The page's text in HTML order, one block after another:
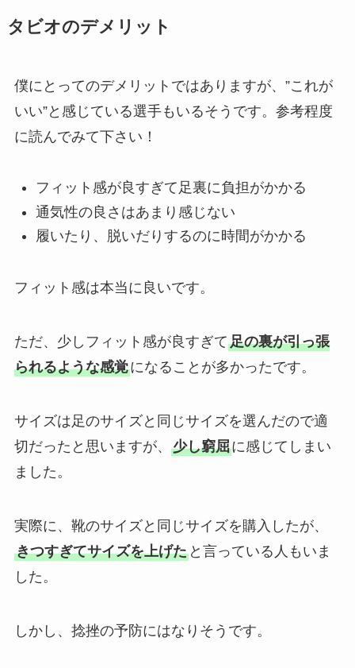
タビオのデメリット
僕にとってのデメリットではありますが、”これが
いい”と感じている選手もいるそうです。参考程度
に読んでみて下さい！
フィット感が良すぎて足裏に負担がかかる
通気性の良さはあまり感じない
履いたり、脱いだりするのに時間がかかる
フィット感は本当に良いです。
ただ、少しフィット感が良すぎて足の裏が引っ張
られるような感覚になることが多かったです。
サイズは足のサイズと同じサイズを選んだので適
切だったと思いますが、 少し窮屈に感じてしまい
ました。
実際に、靴のサイズと同じサイズを購入したが、
きつすぎてサイズを上げたと言っている人もいま
した。
しかし、捻挫の予防にはなりそうです。